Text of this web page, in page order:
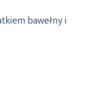
bawełny i